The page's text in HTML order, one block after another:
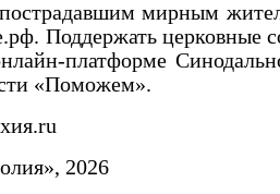
мирным
Поддержать церковные
платформе
«Поможем».
2026